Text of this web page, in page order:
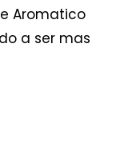
Aromatico
a ser mas